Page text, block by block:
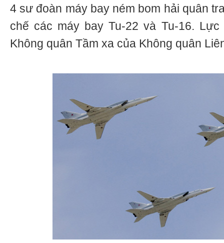
4 sư đoàn máy bay ném bom hải quân
chế các máy bay Tu-22 và Tu-16.
Không quân Tầm xa của Không quân